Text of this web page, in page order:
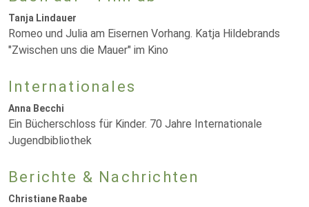
Tanja Lindauer
Romeo und Julia am Eisernen Vorhang. Katja Hildebrands
"Zwischen uns die Mauer" im Kino
Internationales
Anna Becchi
Ein Bücherschloss für Kinder. 70 Jahre Internationale
Jugendbibliothek
Berichte & Nachrichten
Christiane Raabe